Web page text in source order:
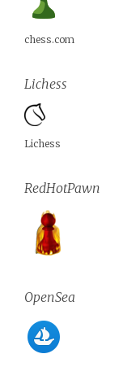
chess.com
Lichess
Lichess
RedHotPawn
OpenSea